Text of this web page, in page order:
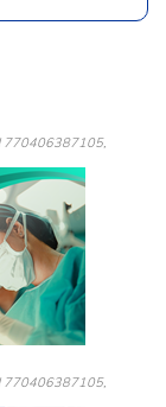
770406387105,
770406387105,